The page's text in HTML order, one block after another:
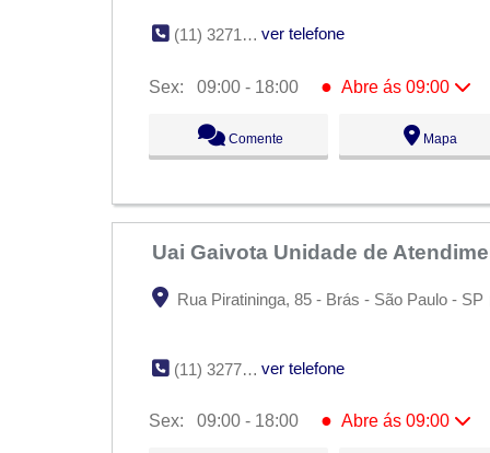
(11) 3271-7542 ver telefone
Sex: 09:00 - 18:00 ● Abre ás 09:00
09:00 - 18:00
Qua:
09:00 - 18:00
Sex:
09:00 - 18:00 ●Abre ás 09:00
Sáb:
Fechado
Dom:
Fechado
Comente Mapa
Uai Gaivota Unidade de
Rua Piratininga, 85 - Brás - São Paulo - SP
(11) 3277-0851 ver telefone
Sex: 09:00 - 18:00 ● Abre ás 09:00